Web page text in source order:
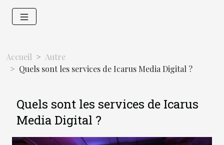
Accueil
Autre
Quels sont les services de Icarus Media Digital ?
Quels sont les services de Icarus
Media Digital ?